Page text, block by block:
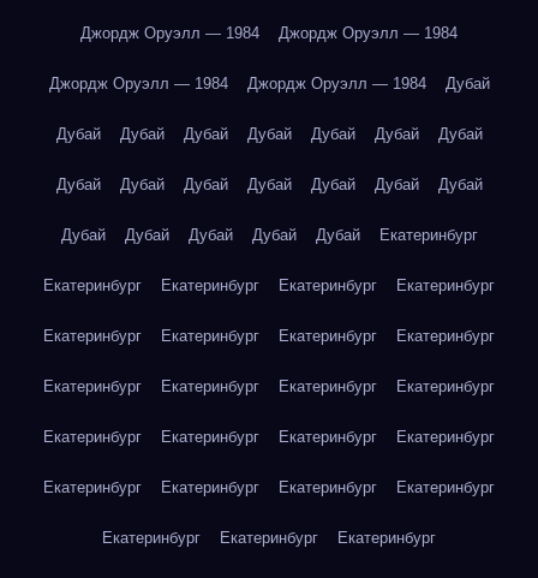
Джордж Оруэлл — 1984 Джордж Оруэлл — 1984
Джордж Оруэлл — 1984 Джордж Оруэлл — 1984 Дубай
Дубай Дубай Дубай Дубай Дубай Дубай Дубай
Дубай Дубай Дубай Дубай Дубай Дубай Дубай
Дубай Дубай Дубай Дубай Дубай Екатеринбург
Екатеринбург Екатеринбург Екатеринбург Екатеринбург
Екатеринбург Екатеринбург Екатеринбург Екатеринбург
Екатеринбург Екатеринбург Екатеринбург Екатеринбург
Екатеринбург Екатеринбург Екатеринбург Екатеринбург
Екатеринбург Екатеринбург Екатеринбург Екатеринбург
Екатеринбург Екатеринбург Екатеринбург